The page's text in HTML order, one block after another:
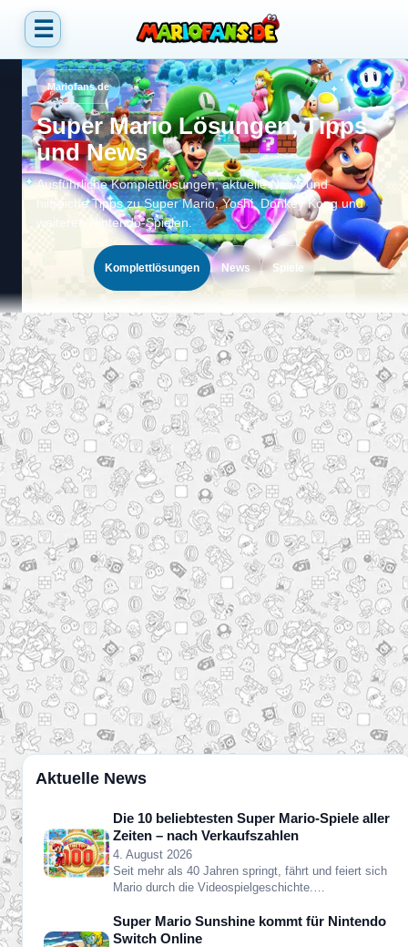
☰
Mariofans.de
Super Mario Lösungen, Tipps
und News
Ausführliche Komplettlösungen, aktuelle News und
hilfreiche Tipps zu Super Mario, Yoshi, Donkey Kong und
weiteren Nintendo-Spielen.
Komplettlösungen News Spiele
Aktuelle News
Die 10 beliebtesten Super Mario-Spiele aller
Zeiten – nach Verkaufszahlen
4. August 2026
Seit mehr als 40 Jahren springt, fährt und feiert sich
Mario durch die Videospielgeschichte.…
Super Mario Sunshine kommt für Nintendo
Switch Online